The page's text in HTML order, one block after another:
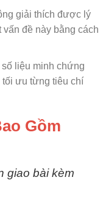
giải thích được lý
đề này bằng cách
liệu minh chứng
tối ưu từng tiêu chí
Gồm
giao bài kèm